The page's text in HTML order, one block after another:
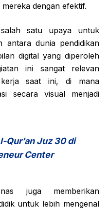
dengan efektif.
satu upaya untuk
antara dunia pendidikan
digital yang diperoleh
ini sangat relevan
saat ini, di mana
secara visual menjadi
Qur’an Juz 30 di
Center
juga memberikan
untuk lebih mengenal